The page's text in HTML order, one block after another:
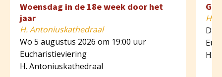
Woensdag in de 18e week door het
jaar
H. Antoniuskathedraal
Wo 5 augustus 2026 om 19:00 uur
Eucharistieviering
H. Antoniuskathedraal
H.
Do
H.